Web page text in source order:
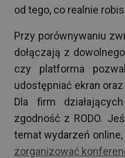
od tego, co realnie
Przy porównywaniu
dołączają z
czy platforma
udostępniać ekran
Dla firm
zgodność z RODO.
temat wydarzeń
zorganizować